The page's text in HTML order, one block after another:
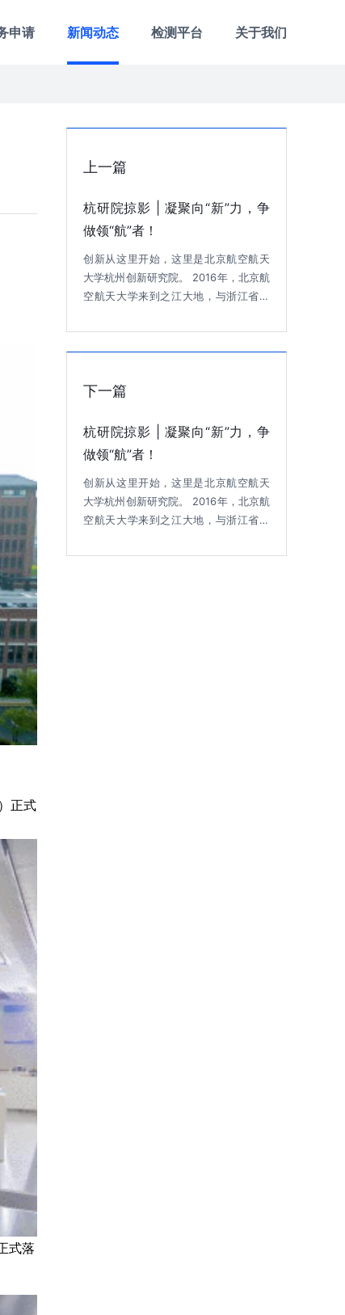
申请 新闻动态 检测平台 关于我们
正式
式落
上一篇
杭研院掠影 | 凝聚向“新”力，争
做领“航”者！
创新从这里开始，这里是北京航空航天
大学杭州创新研究院。 2016年，北京航
空航天大学来到之江大地，与浙江省人
北航与杭州高新区（滨江）正式签约；
2018年，由北京航空航天大学与浙江
能级新型研发机构——北航杭州创新研
下一篇
杭研院掠影 | 凝聚向“新”力，争
做领“航”者！
创新从这里开始，这里是北京航空航天
大学杭州创新研究院。 2016年，北京航
空航天大学来到之江大地，与浙江省人
北航与杭州高新区（滨江）正式签约；